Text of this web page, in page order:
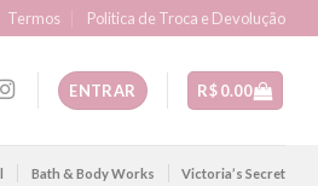
Termos Politica de Troca e Devolução
ENTRAR R$0.00
Bath & Body Works Victoria’s Secret